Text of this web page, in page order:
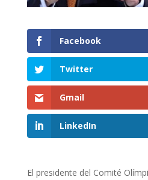
Facebook
Twitter
Gmail
LinkedIn
El presidente del Comité